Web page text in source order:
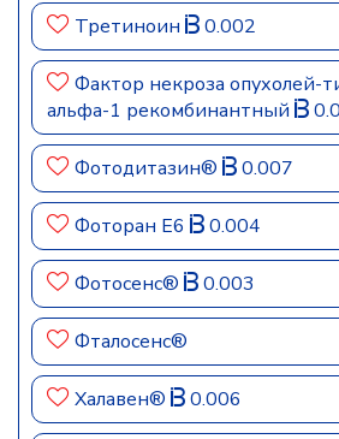
Третиноин 0.002
Фактор некроза опухолей-
альфа-1 рекомбинантный
Фотодитазин® 0.007
Фоторан Е6 0.004
Фотосенс® 0.003
Фталосенс®
Халавен® 0.006